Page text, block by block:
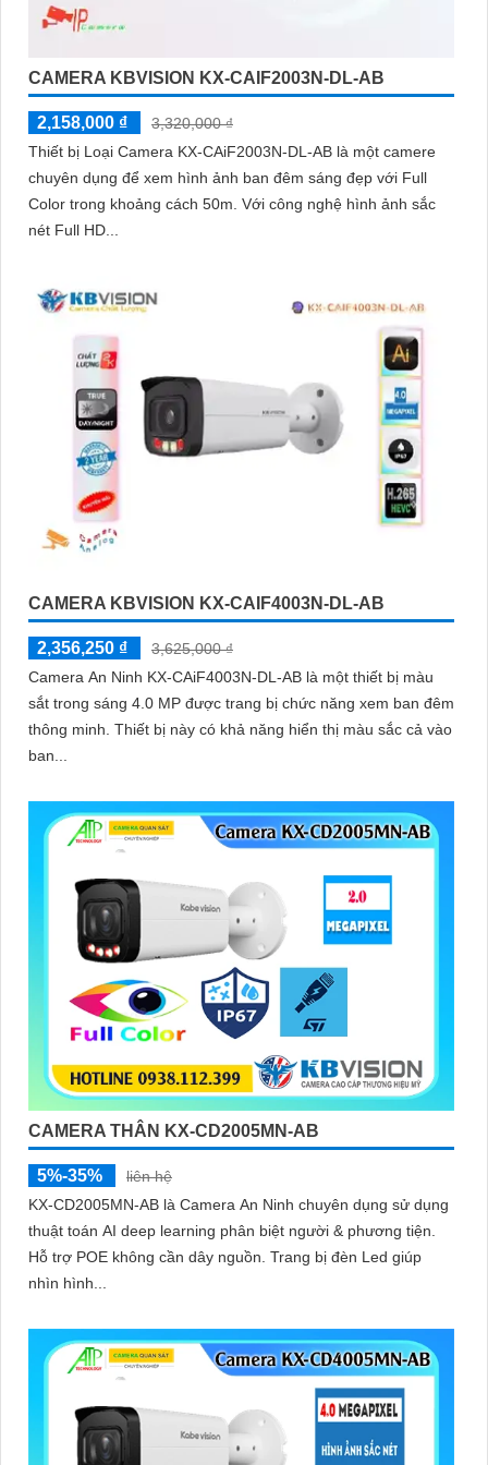
CAMERA KBVISION KX-CAIF2003N-DL-AB
2,158,000 ₫
3,320,000 ₫
Thiết bị Loại Camera KX-CAiF2003N-DL-AB là một camere
chuyên dụng để xem hình ảnh ban đêm sáng đẹp với Full
Color trong khoảng cách 50m. Với công nghệ hình ảnh sắc
nét Full HD...
CAMERA KBVISION KX-CAIF4003N-DL-AB
2,356,250 ₫
3,625,000 ₫
Camera An Ninh KX-CAiF4003N-DL-AB là một thiết bị màu
sắt trong sáng 4.0 MP được trang bị chức năng xem ban đêm
thông minh. Thiết bị này có khả năng hiển thị màu sắc cả vào
ban...
CAMERA THÂN KX-CD2005MN-AB
5%-35%
liên hệ
KX-CD2005MN-AB là Camera An Ninh chuyên dụng sử dụng
thuật toán AI deep learning phân biệt người & phương tiện.
Hỗ trợ POE không cần dây nguồn. Trang bị đèn Led giúp
nhìn hình...